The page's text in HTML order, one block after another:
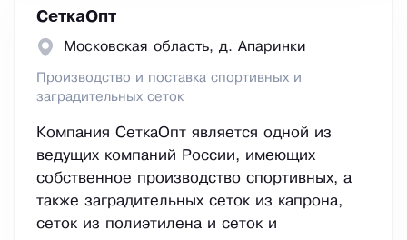
СеткаОпт
Московская область, д. Апаринки
Производство и поставка спортивных и
заградительных сеток
Компания СеткаОпт является одной из
ведущих компаний России, имеющих
собственное производство спортивных, а
также заградительных сеток из капрона,
сеток из полиэтилена и сеток и